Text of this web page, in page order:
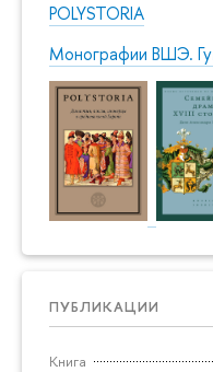
POLYSTORIA
Монографии ВШЭ.
ПУБЛИКАЦИИ
Книга